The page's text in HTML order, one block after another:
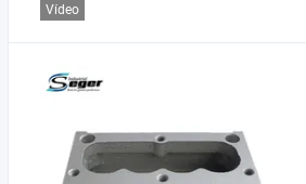
Vídeo